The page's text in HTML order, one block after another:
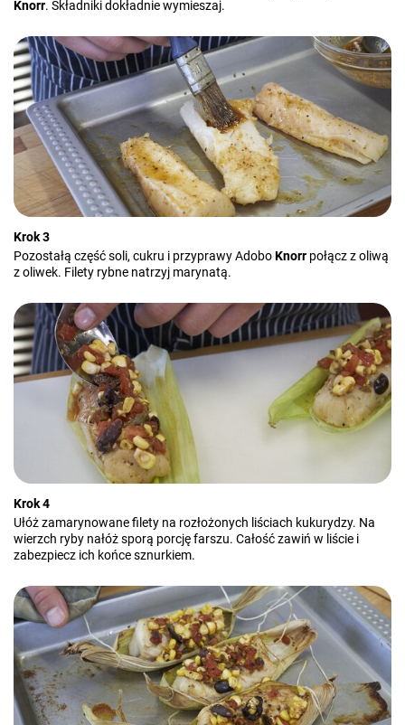
Knorr. Składniki dokładnie wymieszaj.
Krok 3
Pozostałą część soli, cukru i przyprawy AdoboKnorr połącz z oliwą
z oliwek. Filety rybne natrzyj marynatą.
Krok 4
Ułóż zamarynowane filety na rozłożonych liściach kukurydzy. Na
wierzch ryby nałóż sporą porcję farszu. Całość zawiń w liście i
zabezpiecz ich końce sznurkiem.